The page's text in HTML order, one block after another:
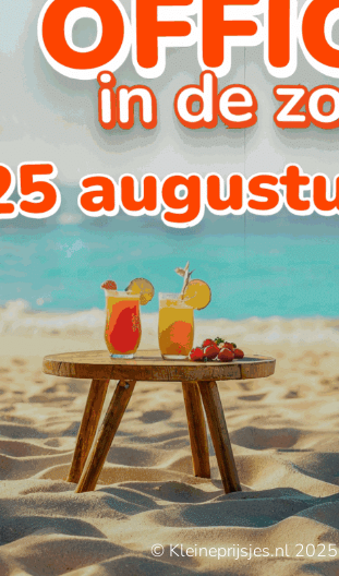
© Kleineprijsjes.nl 2025